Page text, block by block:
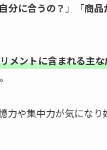
分に合うの？ 」「商品
メントに含まれる主
力や集中力が気にな